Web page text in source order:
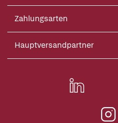
Zahlungsarten
Hauptversandpartner